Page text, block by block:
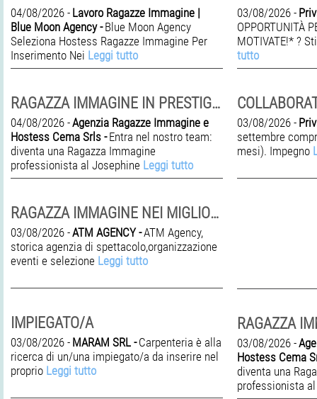
04/08/2026 - Lavoro Ragazze Immagine |
Blue Moon Agency - Blue Moon Agency
Seleziona Hostess Ragazze Immagine Per
Inserimento Nei Leggi tutto
RAGAZZA IMMAGINE IN PRESTIGIOSO NIGHT CLUB
04/08/2026 -Agenzia Ragazze Immagine e
Hostess Cema Srls - Entra nel nostro team:
diventa una Ragazza Immagine
professionista al Josephine Leggi tutto
RAGAZZA IMMAGINE NEI MIGLIORI CLUB
03/08/2026 -ATM AGENCY -ATM Agency,
storica agenzia di spettacolo,organizzazione
eventi e selezione Leggi tutto
IMPIEGATO/A
03/08/2026 - MARAM SRL - Carpenteria è alla
ricerca di un/una impiegato/a da inserire nel
proprio Leggi tutto
03/08/2026 -
OPPORTUNITÀ
MOTIVATE!* ?
tutto
03/08/2026 -
settembre
mesi). Impegno
03/08/2026 -
Hostess Cema
diventa una
professionista